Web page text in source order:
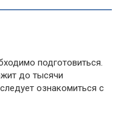
подготовиться.
до тысячи
ознакомиться с